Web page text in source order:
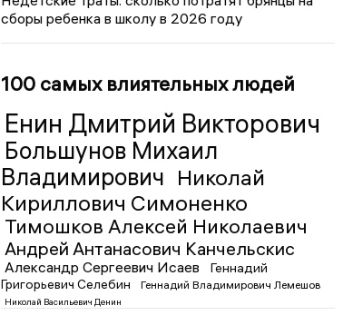
сборы ребенка в школу в 2026 году
100 самых влиятельных людей
Енин Дмитрий Викторович
Большунов Михаил
Владимирович Николай
Кириллович Симоненко
Тимошков Алексей Николаевич
Андрей Антанасович Канчельскис
Александр Сергеевич Исаев
Геннадий
Григорьевич Селебин
Геннадий Владимирович Лемешов
Николай Васильевич Денин